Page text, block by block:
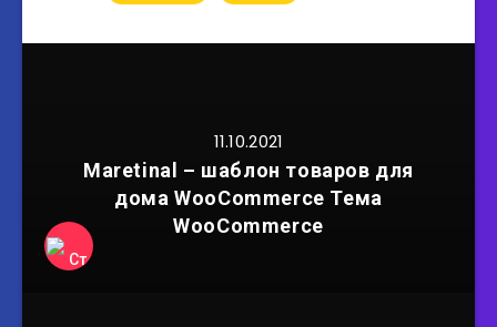
11.10.2021
Maretinal – шаблон товаров для
дома WooCommerce Тема
WooCommerce